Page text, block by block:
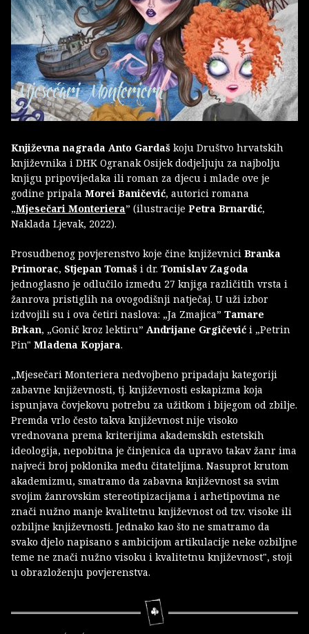
Književna nagrada Anto Gardaš koju Društvo hrvatskih
književnika i DHK Ogranak Osijek dodjeljuju za najbolju
knjigu pripovijedaka ili roman za djecu i mlade ove je
godine pripala Morei Baničević, autorici romana
„Mjesečari Monteriera” (ilustracije Petra Brnardić,
Naklada Ljevak, 2022).
Prosudbenog povjerenstvo koje čine književnici Branka
Primorac, Stjepan Tomaš i dr. Tomislav Zagoda
jednoglasno je odlučilo između 27 knjiga različitih vrsta i
žanrova pristiglih na ovogodišnji natječaj. U uži izbor
izdvojili su i ova četiri naslova: „Ja Zmajica” Tamare
Brkan, „Gonič kroz lektiru” Andrijane Grgičević i „Petrin
Pin" Mladena Kopjara.
„Mjesečari Monteriera nedvojbeno pripadaju kategoriji
zabavne književnosti, tj. književnosti eskapizma koja
ispunjava čovjekovu potrebu za užitkom i bijegom od zbilje.
Premda vrlo često takva književnost nije visoko
vrednovana prema kriterijima akademskih estetskih
ideologija, nepobitna je činjenica da upravo takav žanr ima
najveći broj poklonika među čitateljima. Nasuprot krutom
akademizmu, smatramo da zabavna književnost sa svim
svojim žanrovskim stereotipizacijama i arhetipovima ne
znači nužno manje kvalitetnu književnost od tzv. visoke ili
ozbiljne književnosti. Jednako kao što ne smatramo da
svako djelo napisano s ambicijom artikulacije neke ozbiljne
teme ne znači nužno visoku i kvalitetnu književnost", stoji
u obrazloženju povjerenstva.